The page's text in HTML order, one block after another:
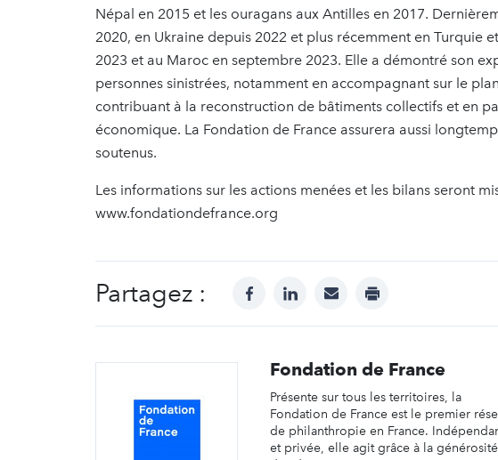
Népal en 2015 et les ouragans aux Antilles en 2017.
2020, en Ukraine depuis 2022 et plus récemment en Turquie
2023 et au Maroc en septembre 2023. Elle a démontré son
personnes sinistrées, notamment en accompagnant sur le
contribuant à la reconstruction de bâtiments collectifs et en
économique. La Fondation de France assurera aussi
soutenus.
Les informations sur les actions menées et les bilans seront
www.fondationdefrance.org
Partagez : facebooklinkedinmail print
Fondation de France
Présente sur tous les territoires, la
Fondation de France est le premier
de philanthropie en France.
et privée, elle agit grâce à la générosité